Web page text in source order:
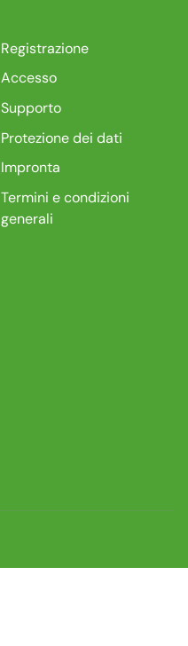
Registrazione
Accesso
Supporto
Protezione dei dati
Impronta
Termini e condizioni
generali